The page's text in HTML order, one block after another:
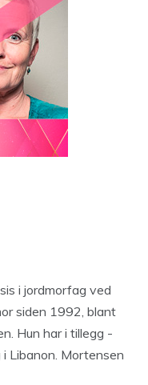
i jordmorfag ved
siden 1992, blant
Hun har i tillegg -
Libanon. Mortensen